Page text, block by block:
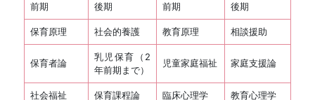
前期 後期 前期 後期
保育原理 社会的養護 教育原理 相談援助
保育者論
乳児保育（2
年前期まで）
児童家庭福祉 家庭支援論
社会福祉 保育課程論 臨床心理学 教育心理学